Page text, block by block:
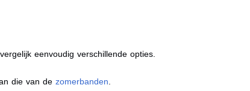
eenvoudig verschillende opties.
die van dezomerbanden